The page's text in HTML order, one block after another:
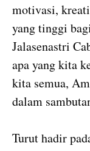
motivasi,
yang tinggi
Jalasenastri
apa yang kita
kita semua,
dalam
Turut hadir